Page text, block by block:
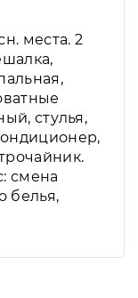
места. 2
стулья,
смена
белья,